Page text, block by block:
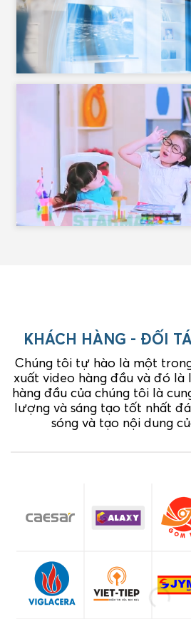
KHÁCH HÀNG - ĐỐI
Chúng tôi tự hào là một
xuất video hàng đầu và đó
hàng đầu của chúng tôi là
lượng và sáng tạo tốt nhất
sóng và tạo nội dung